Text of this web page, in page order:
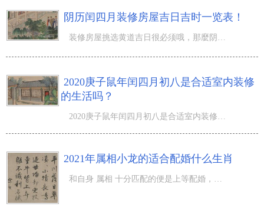
阴历闰四月装修房屋吉日吉时一览表！
2020庚子鼠年闰四月初八是合适室内装修
的生活吗？
2020庚子鼠年闰四月初八是合适室内装修的生活吗？阴历沒有第十三月的称呼，闰月依照农历历法标准，排污在从
2021年属相小龙的适合配婚什么生肖
和自身 属相 十分匹配的便是上等配婚，和自身生肖相冲克的便是下等配婚，生肖婚配在婚缘中還是很重要的，仅